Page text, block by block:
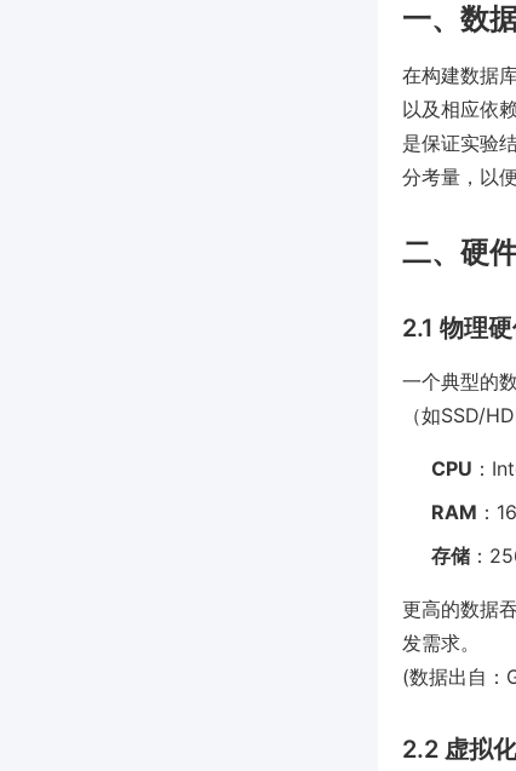
一、数
在构建数据
以及相应依
是保证实验
分考量，以
二、硬
2.1 物理
一个典型的
（如SSD/
CPU ：
RAM ：
存储 ：
更高的数据
发需求。
(数据出自
2.2 虚拟